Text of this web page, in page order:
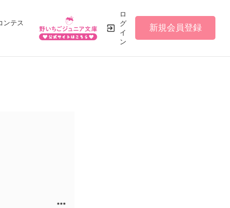
ンテス
ロ
グ
イ
ン
新規会員登録